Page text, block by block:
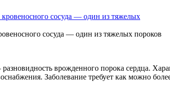
сосуда — один из тяжелых пороков
врожденного порока сердца.
Заболевание требует как можно